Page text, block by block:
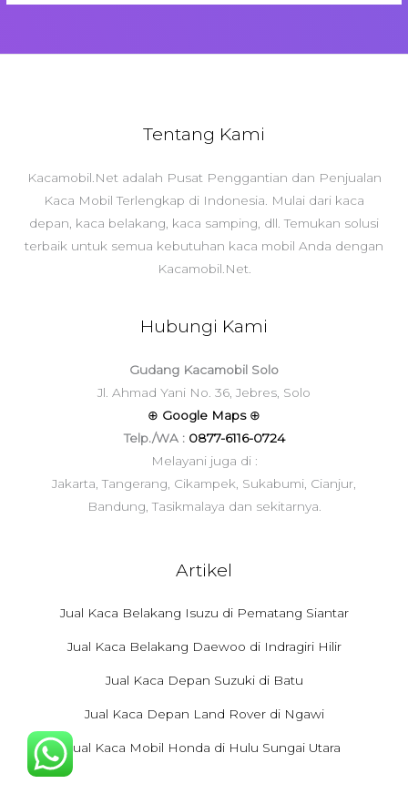
Tentang Kami
Kacamobil.Net adalah Pusat Penggantian dan Penjualan
Kaca Mobil Terlengkap di Indonesia. Mulai dari kaca
depan, kaca belakang, kaca samping, dll. Temukan solusi
terbaik untuk semua kebutuhan kaca mobil Anda dengan
Kacamobil.Net.
Hubungi Kami
Gudang Kacamobil Solo
Jl. Ahmad Yani No. 36, Jebres, Solo
⊕ Google Maps ⊕
Telp./WA : 0877-6116-0724
Melayani juga di :
Jakarta, Tangerang, Cikampek, Sukabumi, Cianjur,
Bandung, Tasikmalaya dan sekitarnya.
Artikel
Jual Kaca Belakang Isuzu di Pematang Siantar
Jual Kaca Belakang Daewoo di Indragiri Hilir
Jual Kaca Depan Suzuki di Batu
Jual Kaca Depan Land Rover di Ngawi
Jual Kaca Mobil Honda di Hulu Sungai Utara